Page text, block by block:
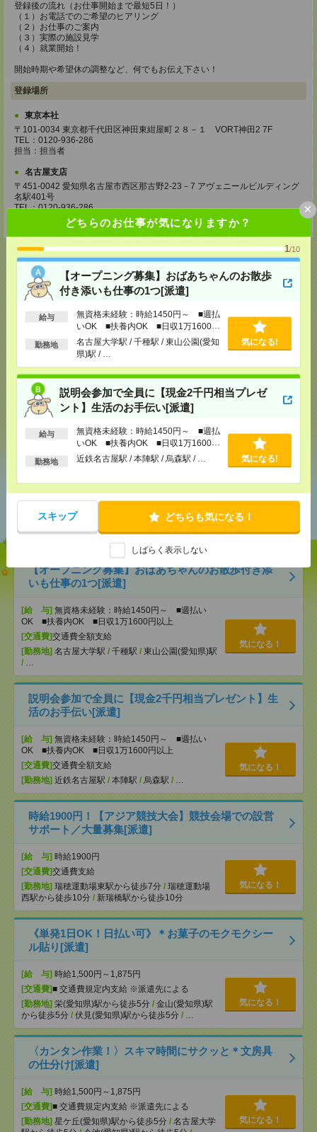
どちらのお仕事が気になりますか？
1/10
【オープニング募集】おばあちゃんのお散歩
付き添いも仕事の1つ[派遣]
給与
無資格未経験：時給1450円～ ■週払
いOK ■扶養内OK ■日収1万1600円
以上
勤務地
名古屋大学駅 / 千種駅 / 東山公園(愛知
県)駅 / …
気になる!
説明会参加で全員に【現金2千円相当プレゼ
ント】生活のお手伝い[派遣]
給与
無資格未経験：時給1450円～ ■週払
いOK ■扶養内OK ■日収1万1600円
以上
勤務地 近鉄名古屋駅 / 本陣駅 / 烏森駅 / … 気になる!
スキップ どちらも気になる！
しばらく表示しない
×
登録後の流れ（お仕事開始まで最短5日！）
（１）お電話でのご希望のヒアリング
（２）お仕事のご案内
（３）実際の施設見学
（４）就業開始！
開始時期や希望休の調整など、何でもお伝え下さい！
登録場所
東京本社
〒101-0034 東京都千代田区神田東紺屋町２８－１ VORT神田2 7F
TEL：0120-936-286
担当：担当者
名古屋支店
〒451-0042 愛知県名古屋市西区那古野2-23－7 アヴェニールビルディング
名駅401号
TEL：0120-936-286
応募ページへ
気になる！ 電話応募
メールで送る LINEで送る
シェア ツイート ブックマーク
あなたの閲覧履歴からの
【オープニング募集】おばあちゃんのお散歩付き添
いも仕事の1つ[派遣]
[給 与] 無資格未経験：時給1450円～ ■週払い
OK ■扶養内OK ■日収1万1600円以上
[交通費]交通費全額支給
[勤務地] 名古屋大学駅 / 千種駅 / 東山公園(愛知県)駅
/ …
気になる！
説明会参加で全員に【現金2千円相当プレゼント】生
活のお手伝い[派遣]
[給 与] 無資格未経験：時給1450円～ ■週払い
OK ■扶養内OK ■日収1万1600円以上
[交通費]交通費全額支給
[勤務地] 近鉄名古屋駅 / 本陣駅 / 烏森駅 / …
気になる！
時給1900円！【アジア競技大会】競技会場での設営
サポート／大量募集[派遣]
[給 与] 時給1900円
[交通費]交通費支給
[勤務地] 瑞穂運動場東駅から徒歩7分 / 瑞穂運動場
西駅から徒歩10分 / 新瑞橋駅から徒歩10分
気になる！
《単発1日OK！日払い可》＊お菓子のモクモクシー
ル貼り[派遣]
[給 与] 時給1,500円～1,875円
[交通費]■ 交通費規定内支給 ※派遣先による
[勤務地] 栄(愛知県)駅から徒歩5分 / 金山(愛知県)駅
から徒歩5分 / 伏見(愛知県)駅から徒歩5分 / …
気になる！
〈カンタン作業！〉スキマ時間にサクッと＊文房具
の仕分け[派遣]
[給 与] 時給1,500円～1,875円
[交通費]■ 交通費規定内支給 ※派遣先による
[勤務地] 星ケ丘(愛知県)駅から徒歩5分 / 名古屋大学
気になる！